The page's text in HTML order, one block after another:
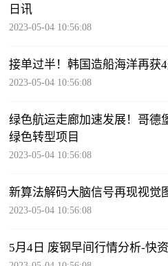
日讯
2023-05-04 10:56:08
接单过半！韩国造船海洋再获
2023-05-04 10:56:08
绿色航运走廊加速发展！哥德
绿色转型项目
2023-05-04 10:56:08
新算法解码大脑信号再现视觉
2023-05-04 10:56:08
5月4日 废钢早间行情分析-快